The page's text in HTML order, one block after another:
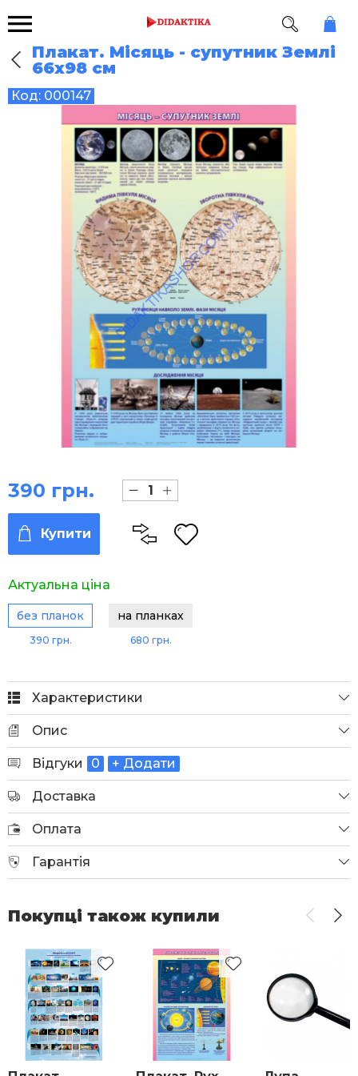
Плакат. Місяць - супутник Землі
66х98 см
Код: 000147
без планок
390 грн.
на планках
680 грн.
Актуальна ціна
390 грн.
Купити
Характеристики
Опис
Відгуки 0 + Додати
Доставка
Оплата
Гарантія
Покупці також купили